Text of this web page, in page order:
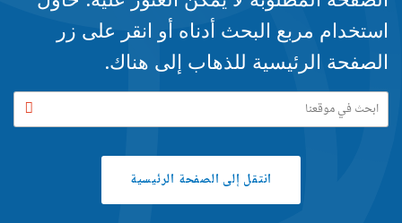
استخدام مربع البحث أدناه أو انقر على زر
الصفحة الرئيسية للذهاب إلى هناك.
button
انتقل إلى الصفحة الرئيسية